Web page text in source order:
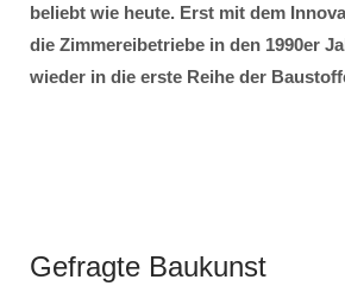
beliebt wie heute. Erst mit dem
die Zimmereibetriebe in den 1990er
wieder in die erste Reihe der
Gefragte Baukunst